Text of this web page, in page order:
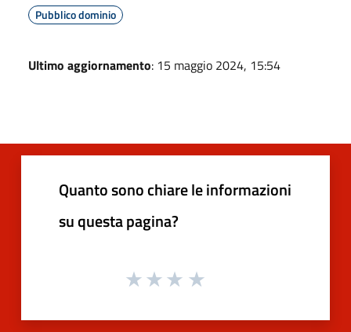
Pubblico dominio
Ultimo aggiornamento: 15 maggio 2024, 15:54
Quanto sono chiare le informazioni
su questa pagina?